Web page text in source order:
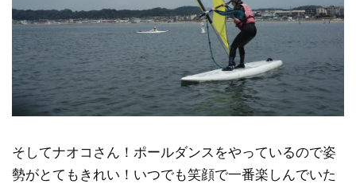
そしてナオコさん！ポールダンスをやっているので姿
勢がとてもきれい！いつでも笑顔で一番楽しんでいた